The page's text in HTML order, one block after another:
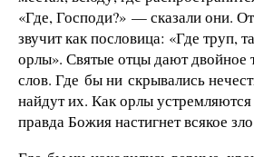
«Где, Господи?» — сказали они.
звучит как пословица: «Где труп,
орлы». Святые отцы дают двойное
слов. Где бы ни скрывались
найдут их. Как орлы
правда Божия настигнет всякое